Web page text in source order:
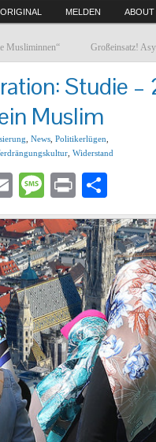
MELDEN ABOUT
Musliminnen“ Großeinsatz!
Studie
Muslim
News Politikerlügen
Widerstand
EmailMessage
Print